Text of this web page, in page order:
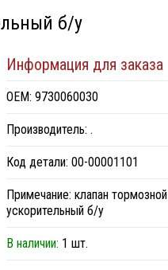
б/у
Информация для заказа
ОЕМ: 9730060030
Производитель: .
Код детали: 00-00001101
Примечание: клапан тормозной
ускорительный б/у
В наличии: 1 шт.